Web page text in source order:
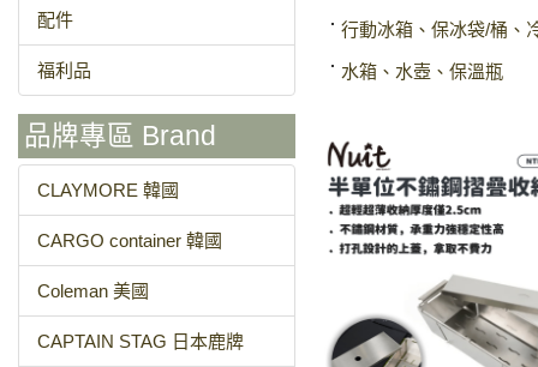
配件
福利品
品牌專區 Brand
CLAYMORE 韓國
CARGO container 韓國
Coleman 美國
CAPTAIN STAG 日本鹿牌
行動冰箱、保冰袋/桶、
水箱、水壺、保溫瓶